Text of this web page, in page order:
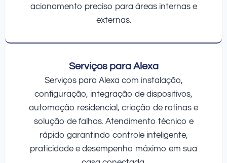
acionamento preciso para áreas internas e
externas.
Serviços para Alexa
Serviços para Alexa com instalação,
configuração, integração de dispositivos,
automação residencial, criação de rotinas e
solução de falhas. Atendimento técnico e
rápido garantindo controle inteligente,
praticidade e desempenho máximo em sua